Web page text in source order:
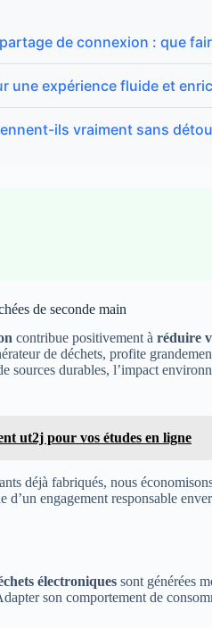
de connexion : que
une expérience fluide et
ils vraiment sans
de seconde main
contribue positivement à réduire
de déchets, profite
sources durables, l’impact
ut2j pour vos études en ligne
déjà fabriqués, nous
engagement responsable
électroniques sont générées
son comportement de